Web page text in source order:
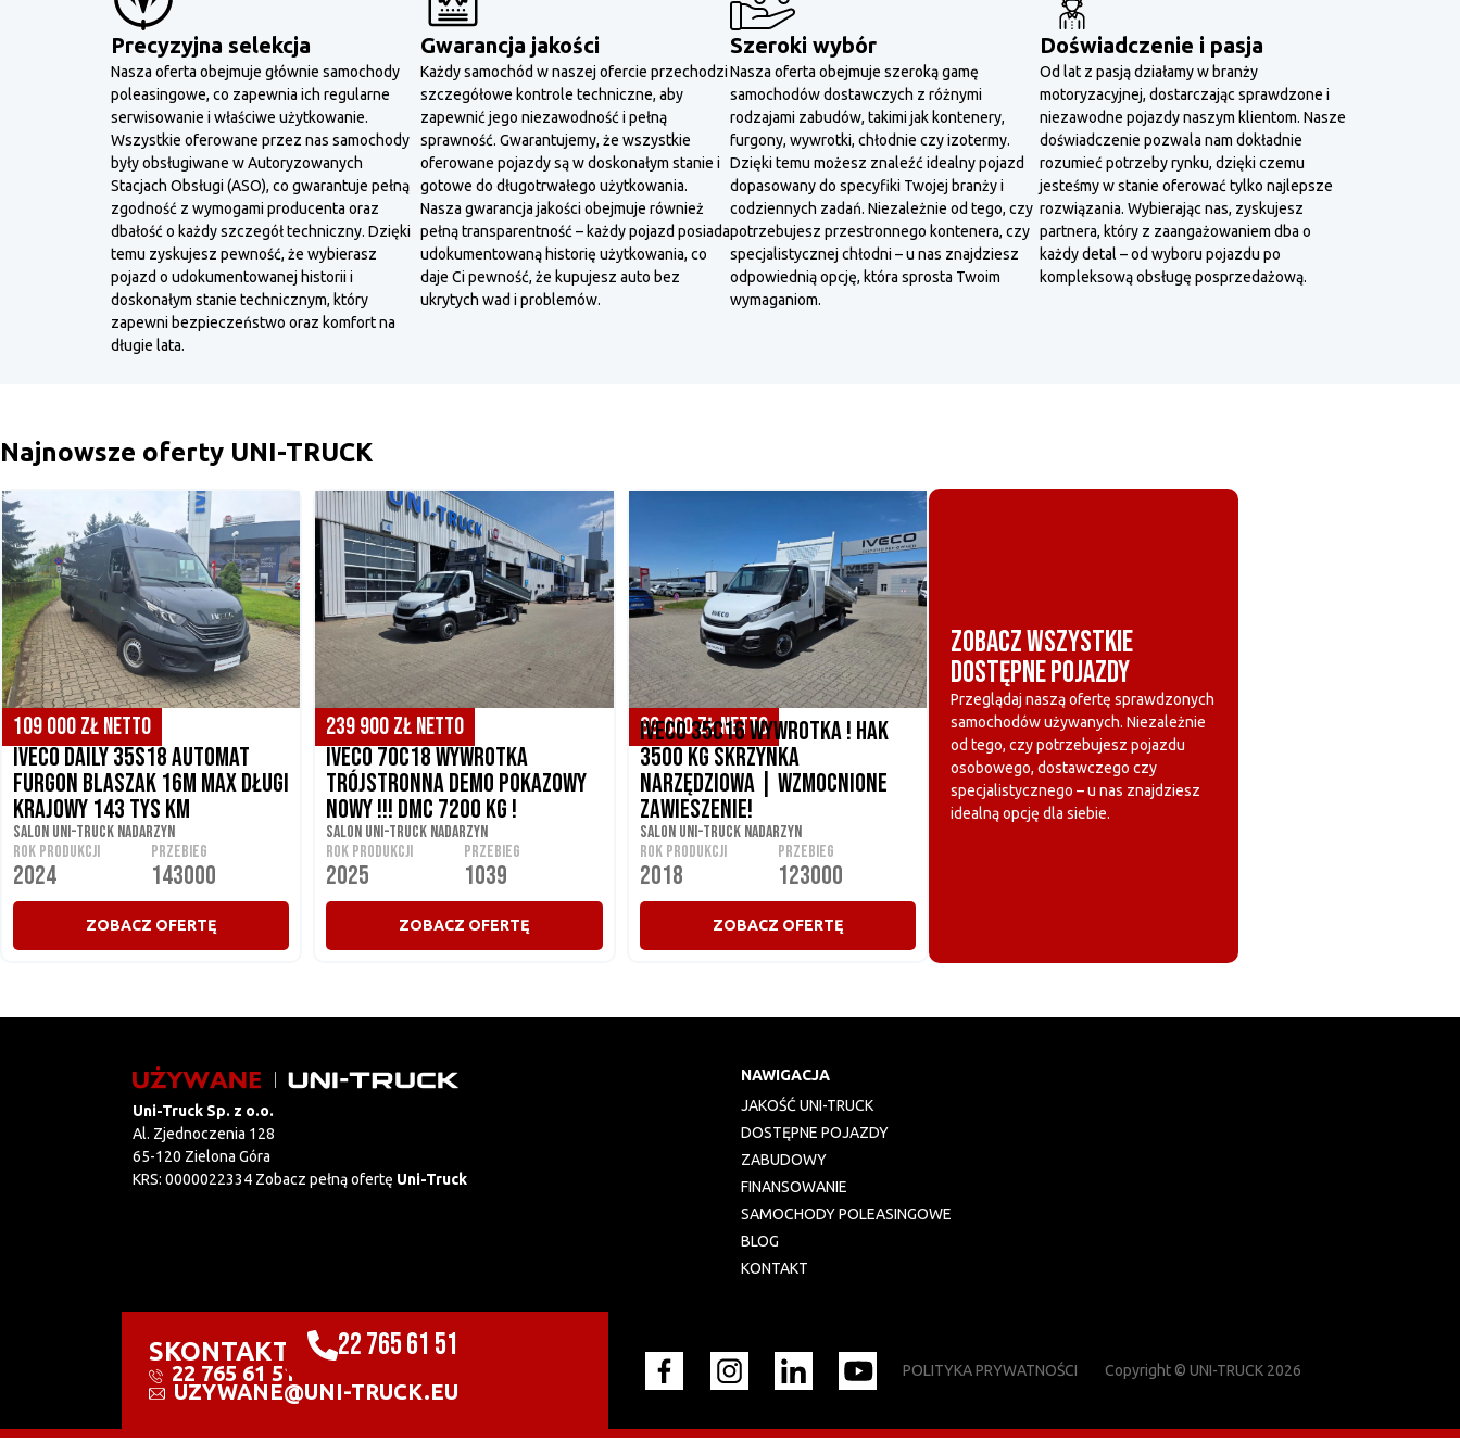
Precyzyjna selekcja
Nasza oferta obejmuje głównie samochody
poleasingowe, co zapewnia ich regularne
serwisowanie i właściwe użytkowanie.
Wszystkie oferowane przez nas samochody
były obsługiwane w Autoryzowanych
Stacjach Obsługi (ASO), co gwarantuje pełną
zgodność z wymogami producenta oraz
dbałość o każdy szczegół techniczny. Dzięki
temu zyskujesz pewność, że wybierasz
pojazd o udokumentowanej historii i
doskonałym stanie technicznym, który
zapewni bezpieczeństwo oraz komfort na
długie lata.
Gwarancja jakości
Każdy samochód w naszej ofercie przechodzi
szczegółowe kontrole techniczne, aby
zapewnić jego niezawodność i pełną
sprawność. Gwarantujemy, że wszystkie
oferowane pojazdy są w doskonałym stanie i
gotowe do długotrwałego użytkowania.
Nasza gwarancja jakości obejmuje również
pełną transparentność – każdy pojazd posiada
udokumentowaną historię użytkowania, co
daje Ci pewność, że kupujesz auto bez
ukrytych wad i problemów.
Szeroki wybór
Nasza oferta obejmuje szeroką gamę
samochodów dostawczych z różnymi
rodzajami zabudów, takimi jak kontenery,
furgony, wywrotki, chłodnie czy izotermy.
Dzięki temu możesz znaleźć idealny pojazd
dopasowany do specyfiki Twojej branży i
codziennych zadań. Niezależnie od tego, czy
potrzebujesz przestronnego kontenera, czy
specjalistycznej chłodni – u nas znajdziesz
odpowiednią opcję, która sprosta Twoim
wymaganiom.
Doświadczenie i pasja
Od lat z pasją działamy w branży
motoryzacyjnej, dostarczając sprawdzone i
niezawodne pojazdy naszym klientom. Nasze
doświadczenie pozwala nam dokładnie
rozumieć potrzeby rynku, dzięki czemu
jesteśmy w stanie oferować tylko najlepsze
rozwiązania. Wybierając nas, zyskujesz
partnera, który z zaangażowaniem dba o
każdy detal – od wyboru pojazdu po
kompleksową obsługę posprzedażową.
Najnowsze oferty UNI-TRUCK
134 070 ZŁ BRUTTO
109 000 ZŁ NETTO
Iveco Daily 35S18 automat
furgon blaszak 16m max długi
krajowy 143 tys km
Salon UNI-TRUCK Nadarzyn
ROK PRODUKCJI
2024
PRZEBIEG
143000
ZOBACZ OFERTĘ
295 077 ZŁ BRUTTO
239 900 ZŁ NETTO
Iveco 70C18 Wywrotka
trójstronna demo pokazowy
nowy !!! Dmc 7200 kg !
Salon UNI-TRUCK Nadarzyn
ROK PRODUKCJI
2025
PRZEBIEG
1039
ZOBACZ OFERTĘ
109 470 ZŁ BRUTTO
89 000 ZŁ NETTO
Iveco 35C16 Wywrotka ! Hak
3500 kg Skrzynka
narzędziowa | Wzmocnione
zawieszenie!
Salon UNI-TRUCK Nadarzyn
ROK PRODUKCJI
2018
PRZEBIEG
123000
ZOBACZ OFERTĘ
ZOBACZ WSZYSTKIE
DOSTĘPNE POJAZDY
Przeglądaj naszą ofertę sprawdzonych
samochodów używanych. Niezależnie
od tego, czy potrzebujesz pojazdu
osobowego, dostawczego czy
specjalistycznego – u nas znajdziesz
idealną opcję dla siebie.
Uni-Truck Sp. z o.o.
Al. Zjednoczenia 128
65-120 Zielona Góra
KRS: 0000022334 Zobacz pełną ofertę Uni-Truck
NAWIGACJA
JAKOŚĆ UNI-TRUCK
DOSTĘPNE POJAZDY
ZABUDOWY
FINANSOWANIE
SAMOCHODY POLEASINGOWE
BLOG
KONTAKT
SKONTAKTUJ SIĘ Z NAMI
22 765 61 51
UZYWANE@UNI-TRUCK.EU
POLITYKA PRYWATNOŚCI Copyright © UNI-TRUCK 2026
22 765 61 51